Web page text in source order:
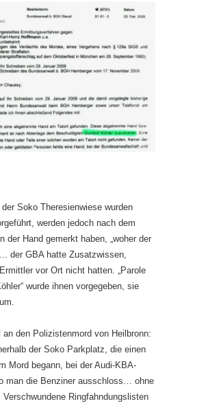
Soko Theresienwiese wurden
werden jedoch nach dem
der Hand gemerkt haben, „woher der
der GBA hatte Zusatzwissen,
vor Ort nicht hatten. „Parole
wurde ihnen vorgegeben, sie
an den Polizistenmord von Heilbronn:
der Soko Parkplatz, die einen
Mord begann, bei der Audi-KBA-
man die Benziner ausschloss… ohne
Verschwundene Ringfahndungslisten